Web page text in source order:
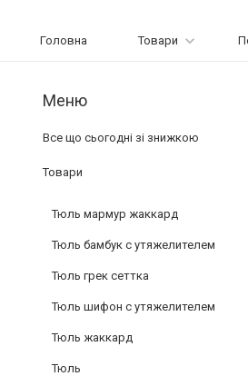
Головна Товари
Все що сьогодні зі знижкою
Товари
Тюль мармур жаккард
Тюль бамбук с утяжелителем
Тюль грек сеттка
Тюль шифон с утяжелителем
Тюль жаккард
Тюль